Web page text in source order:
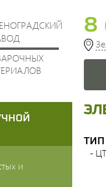
8
и
Тип
-